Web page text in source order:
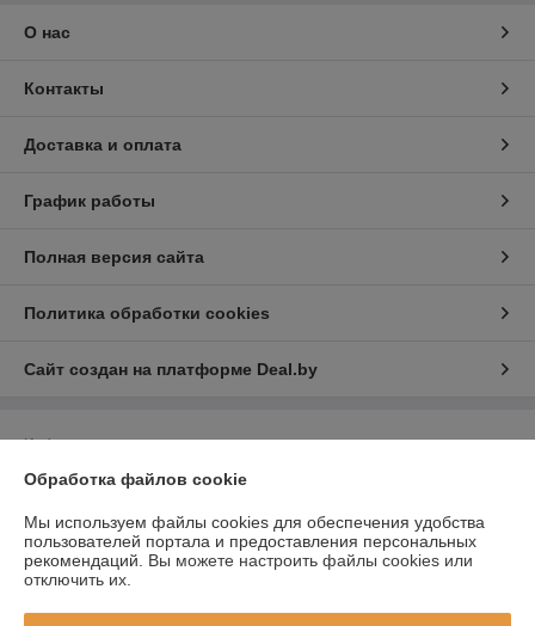
О нас
Контакты
Доставка и оплата
График работы
Полная версия сайта
Политика обработки cookies
Сайт создан на платформе Deal.by
Информация для покупателя
Индивидуальный предприниматель:
Республика Беларусь, Минская обл., г. Солигорск ул. Железнодорожная
36/12
Регистрационный номер ЕГР: 691559263
УНП: 691559263
Обработка файлов cookie
Мы используем файлы cookies для обеспечения удобства
пользователей портала и предоставления персональных
рекомендаций. Вы можете настроить файлы cookies или
отключить их.